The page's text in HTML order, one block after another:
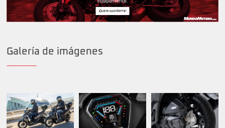
Galería de imágenes